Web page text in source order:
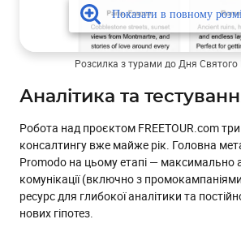
Розсилка з турами до Дня Святого
Аналітика та
Робота над проєктом FREETOUR.com
консалтингу вже майже рік. Головна
Promodo на цьому етапі — максимально
комунікації (включно з
ресурс для глибокої аналітики та
нових гіпотез.